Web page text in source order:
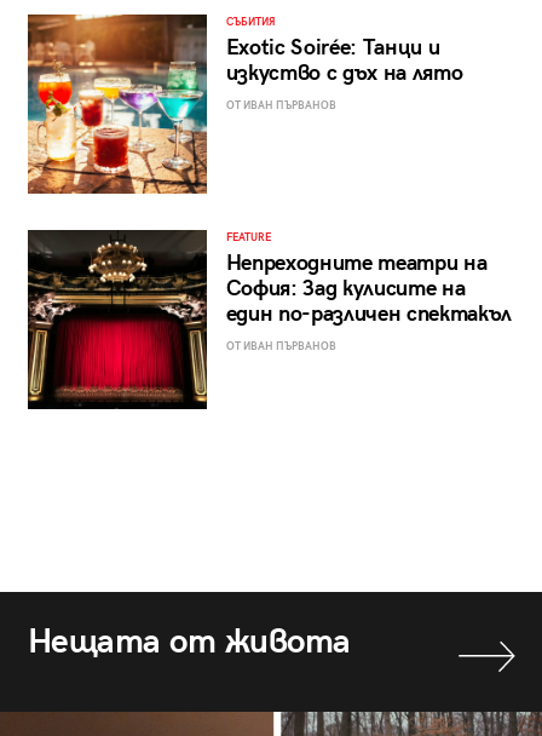
СЪБИТИЯ
Exotic Soirée: Танци и
изкуство с дъх на лято
ОТ ИВАН ПЪРВАНОВ
FEATURE
Непреходните театри на
София: Зад кулисите на
един по-различен спектакъл
ОТ ИВАН ПЪРВАНОВ
Нещата от живота